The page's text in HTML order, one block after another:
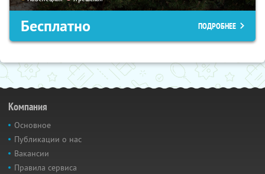
Бесплатно ПОДРОБНЕЕ
Компания
Основное
Публикации о нас
Вакансии
Правила сервиса